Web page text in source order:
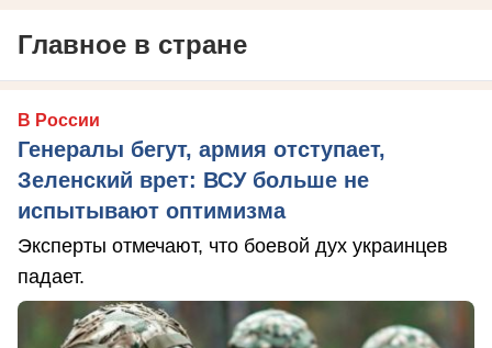
Главное в стране
В России
Генералы бегут, армия отступает,
Зеленский врет: ВСУ больше не
испытывают оптимизма
Эксперты отмечают, что боевой дух украинцев
падает.